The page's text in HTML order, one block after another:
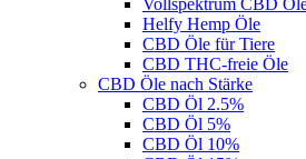
Vollspektrum CBD
Helfy Hemp Öle
CBD Öle für Tiere
CBD THC-freie Öle
CBD Öle nach Stärke
CBD Öl 2.5%
CBD Öl 5%
CBD Öl 10%